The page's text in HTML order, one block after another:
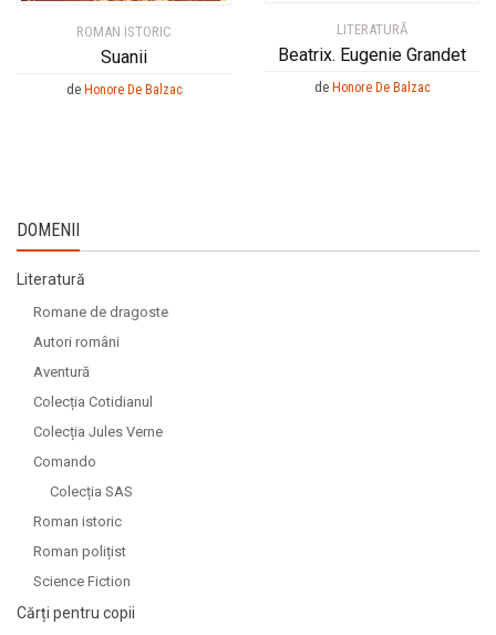
ROMAN ISTORIC
Suanii
de Honore De Balzac
LITERATURĂ
Beatrix. Eugenie Grandet
de Honore De Balzac
DOMENII
Literatură
Romane de dragoste
Autori români
Aventură
Colecția Cotidianul
Colecția Jules Verne
Comando
Colecția SAS
Roman istoric
Roman polițist
Science Fiction
Cărți pentru copii